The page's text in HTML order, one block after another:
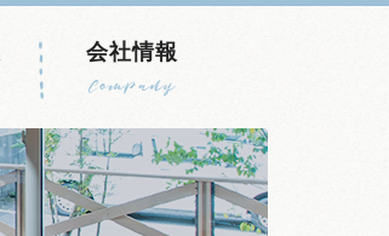
会社情報
Company